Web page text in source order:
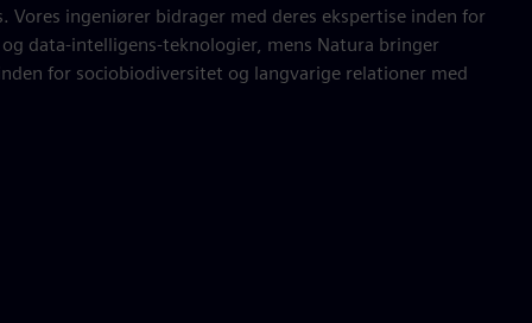
Vores ingeniører bidrager med deres ekspertise inden for
data‑intelligens-teknologier, mens Natura bringer
for sociobiodiversitet og langvarige relationer med